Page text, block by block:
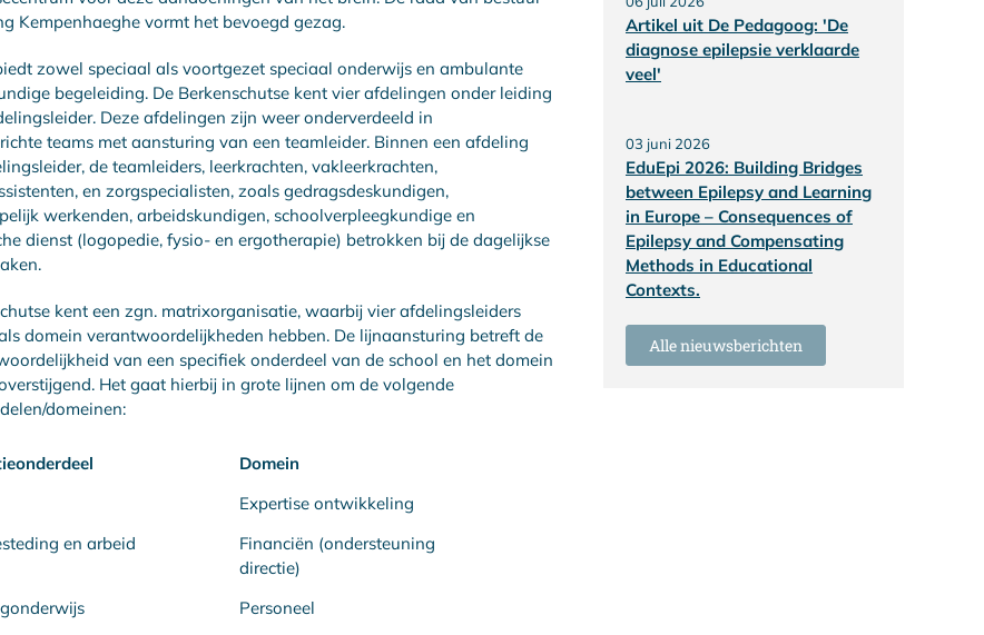
Kempenhaeghe vormt het bevoegd gezag.
zowel speciaal als voortgezet speciaal onderwijs en ambulante
begeleiding. De Berkenschutse kent vier afdelingen onder leiding
Deze afdelingen zijn weer onderverdeeld in
teams met aansturing van een teamleider. Binnen een afdeling
de teamleiders, leerkrachten, vakleerkrachten,
en zorgspecialisten, zoals gedragsdeskundigen,
werkenden, arbeidskundigen, schoolverpleegkundige en
dienst (logopedie, fysio- en ergotherapie) betrokken bij de dagelijkse
kent een zgn. matrixorganisatie, waarbij vier afdelingsleiders
domein verantwoordelijkheden hebben. De lijnaansturing betreft de
van een specifiek onderdeel van de school en het domein
Het gaat hierbij in grote lijnen om de volgende
domeinen:
Domein
Expertise ontwikkeling
en arbeid
Financiën (ondersteuning
directie)
Personeel
Artikel uit De Pedagoog: 'De
diagnose epilepsie verklaarde
veel'
03 juni 2026
EduEpi 2026: Building Bridges
between Epilepsy and Learning
in Europe – Consequences of
Epilepsy and Compensating
Methods in Educational
Contexts.
Alle nieuwsberichten